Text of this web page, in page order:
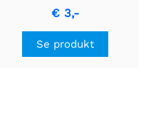
cementmodstand med
keramisk hus.
€ 3,-
Se produkt